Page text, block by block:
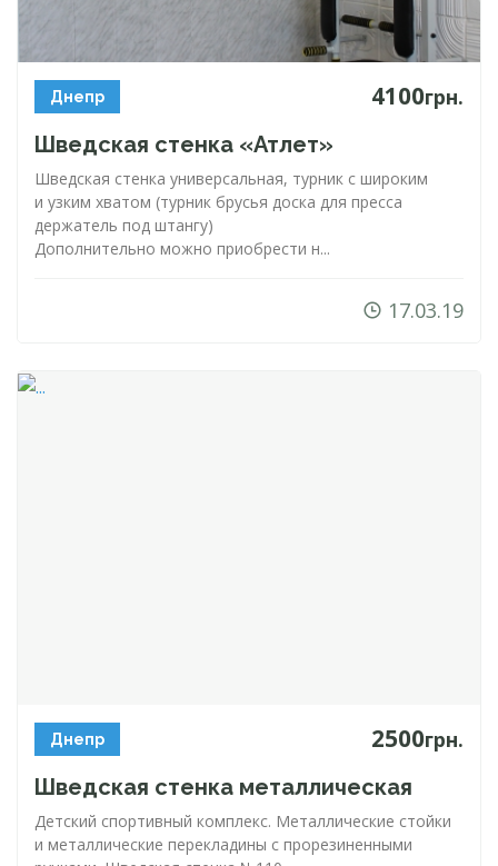
Днепр 4100грн.
Шведская стенка «Атлет»
Шведская стенка универсальная, турник с широким
и узким хватом (турник брусья доска для пресса
держатель под штангу)
Дополнительно можно приобрести н...
17.03.19
Днепр 2500грн.
Шведская стенка металлическая
Детский спортивный комплекс. Металлические стойки
и металлические перекладины с прорезиненными